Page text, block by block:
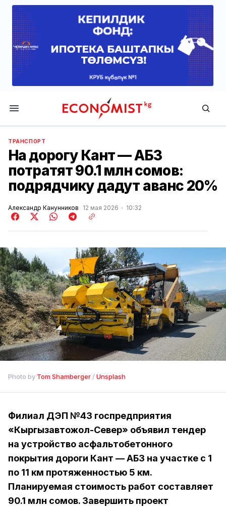
Economist.kg
ТРАНСПОРТ
На дорогу Кант — АБЗ
потратят 90.1 млн сомов:
подрядчику дадут аванс 20%
Александр Канунников 12 мая 2026 10:32
Photo by Tom Shamberger / Unsplash
Филиал ДЭП №43 госпредприятия
«Кыргызавтожол-Север» объявил тендер
на устройство асфальтобетонного
покрытия дороги Кант — АБЗ на участке с 1
по 11 км протяженностью 5 км.
Планируемая стоимость работ составляет
90.1 млн сомов. Завершить проект